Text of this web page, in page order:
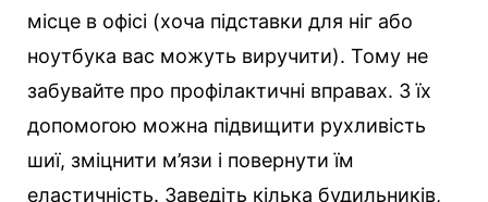
місце в офісі (хоча підставки для ніг або
ноутбука вас можуть виручити). Тому не
забувайте про профілактичні вправах. З їх
допомогою можна підвищити рухливість
шиї, зміцнити м’язи і повернути їм
еластичність. Заведіть кілька будильників,